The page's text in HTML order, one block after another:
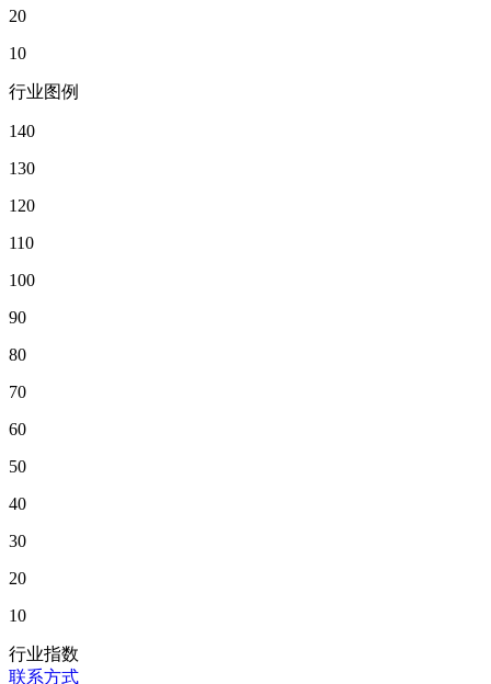
20
10
行业图例
140
130
120
110
100
90
80
70
60
50
40
30
20
10
行业指数
联系方式